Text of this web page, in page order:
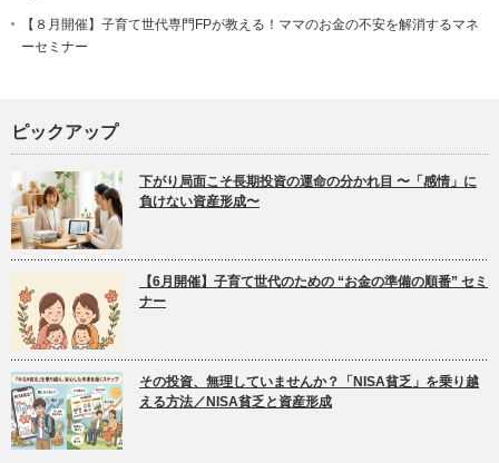
【８月開催】子育て世代専門FPが教える！ママのお金の不安を解消するマネ
ーセミナー
ピックアップ
下がり局面こそ長期投資の運命の分かれ目 〜「感情」に
負けない資産形成〜
【6月開催】子育て世代のための “お金の準備の順番” セミ
ナー
その投資、無理していませんか？「NISA貧乏」を乗り越
える方法／NISA貧乏と資産形成